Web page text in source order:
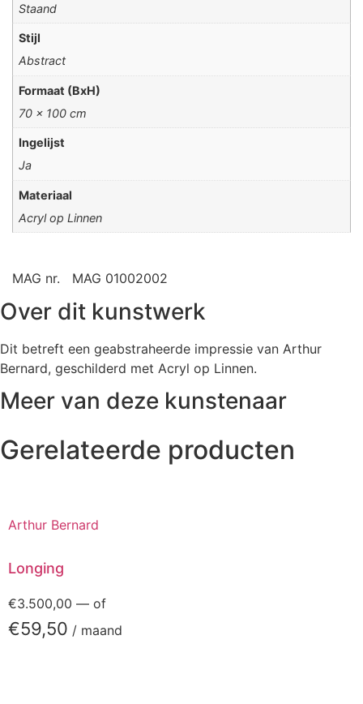
Staand
Stijl
Abstract
Formaat (BxH)
70 x 100 cm
Ingelijst
Ja
Materiaal
Acryl op Linnen
MAG nr. MAG 01002002
Over dit kunstwerk
Dit betreft een geabstraheerde impressie van Arthur
Bernard, geschilderd met Acryl op Linnen.
Meer van deze kunstenaar
Gerelateerde producten
Arthur Bernard
Longing
€3.500,00 — of
€59,50 / maand